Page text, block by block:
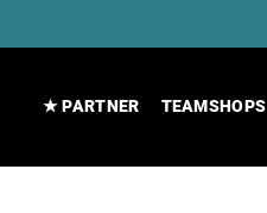
★ PARTNER TEAMSHOPS